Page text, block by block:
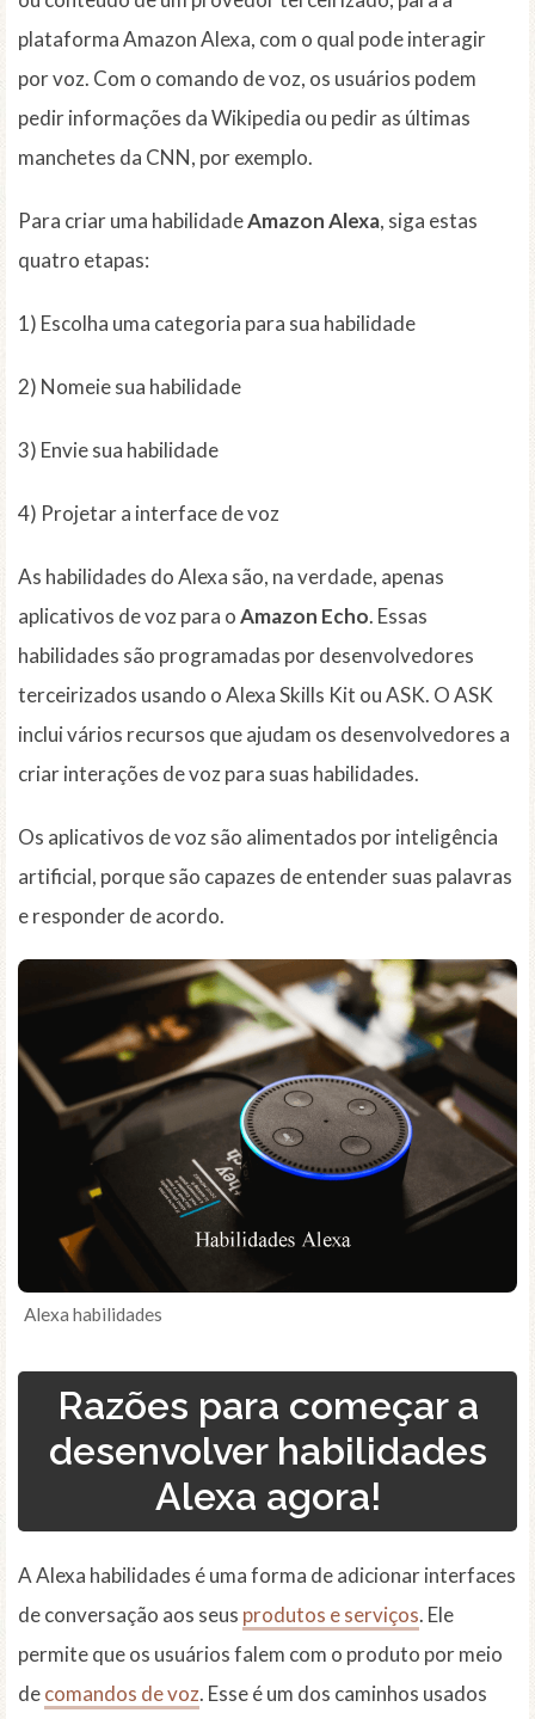
plataforma Amazon Alexa, com o qual pode interagir
por voz. Com o comando de voz, os usuários podem
pedir informações da Wikipedia ou pedir as últimas
manchetes da CNN, por exemplo.
Para criar uma habilidadeAmazon Alexa, siga estas
quatro etapas:
1) Escolha uma categoria para sua habilidade
2) Nomeie sua habilidade
3) Envie sua habilidade
4) Projetar a interface de voz
As habilidades do Alexa são, na verdade, apenas
aplicativos de voz para oAmazon Echo. Essas
habilidades são programadas por desenvolvedores
terceirizados usando o Alexa Skills Kit ou ASK. O ASK
inclui vários recursos que ajudam os desenvolvedores a
criar interações de voz para suas habilidades.
Os aplicativos de voz são alimentados por inteligência
artificial, porque são capazes de entender suas palavras
e responder de acordo.
Alexa habilidades
Razões para começar a
desenvolver habilidades
Alexa agora!
A Alexa habilidades é uma forma de adicionar interfaces
de conversação aos seus produtos e serviços. Ele
permite que os usuários falem com o produto por meio
decomandos de voz. Esse é um dos caminhos usados